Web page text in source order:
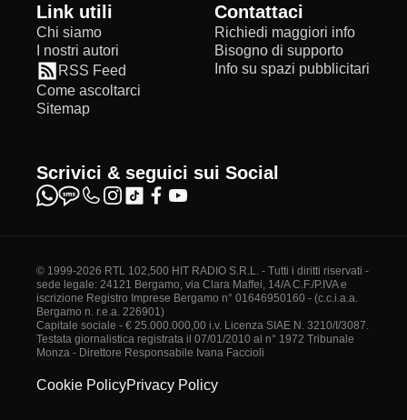
Link utili
Chi siamo
I nostri autori
RSS Feed
Come ascoltarci
Sitemap
Contattaci
Richiedi maggiori info
Bisogno di supporto
Info su spazi pubblicitari
Scrivici & seguici sui Social
© 1999-2026 RTL 102,500 HIT RADIO S.R.L. - Tutti i diritti riservati -
sede legale: 24121 Bergamo, via Clara Maffei, 14/A C.F./P.IVA e
iscrizione Registro Imprese Bergamo n° 01646950160 - (c.c.i.a.a.
Bergamo n. r.e.a. 226901)
Capitale sociale - € 25.000.000,00 i.v. Licenza SIAE N. 3210/I/3087.
Testata giornalistica registrata il 07/01/2010 al n° 1972 Tribunale
Monza - Direttore Responsabile Ivana Faccioli
Cookie PolicyPrivacy Policy